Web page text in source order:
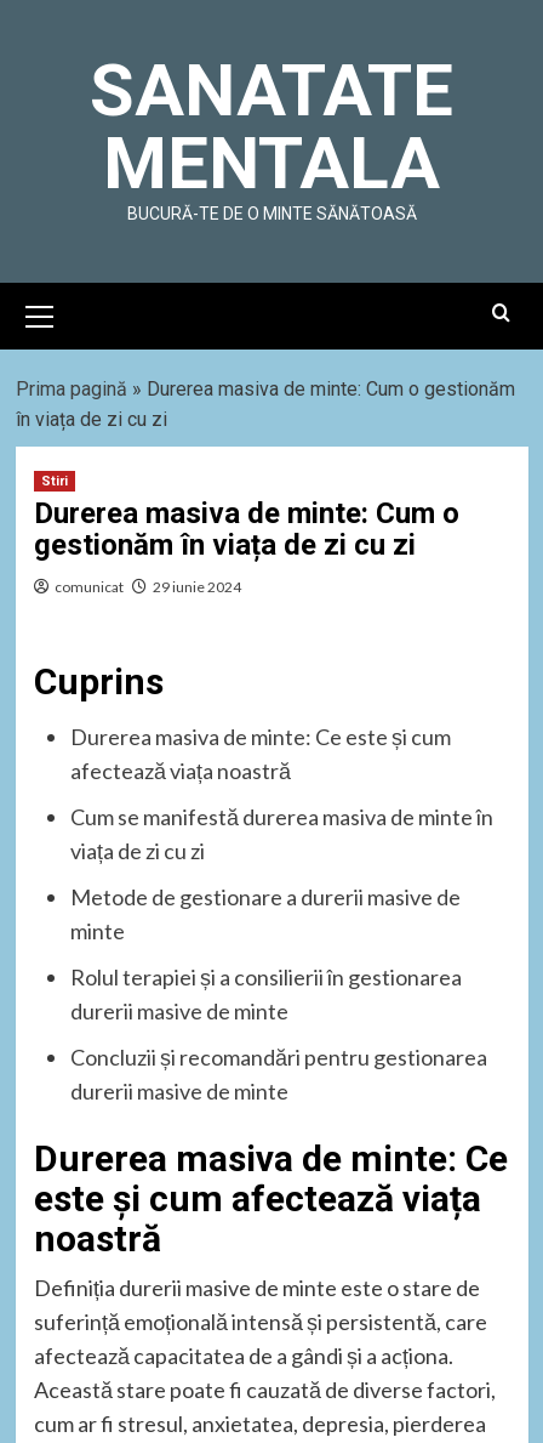
SANATATE
MENTALA
BUCURĂ-TE DE O MINTE SĂNĂTOASĂ
Menu
Prima pagină » Durerea masiva de minte: Cum o gestionăm
în viața de zi cu zi
Stiri
Durerea masiva de minte: Cum o
gestionăm în viața de zi cu zi
comunicat 29 iunie 2024
Cuprins
Durerea masiva de minte: Ce este și cum
afectează viața noastră
Cum se manifestă durerea masiva de minte în
viața de zi cu zi
Metode de gestionare a durerii masive de
minte
Rolul terapiei și a consilierii în gestionarea
durerii masive de minte
Concluzii și recomandări pentru gestionarea
durerii masive de minte
Durerea masiva de minte: Ce
este și cum afectează viața
noastră
Definiția durerii masive de minte este o stare de
suferință emoțională intensă și persistentă, care
afectează capacitatea de a gândi și a acționa.
Această stare poate fi cauzată de diverse factori,
cum ar fi stresul, anxietatea, depresia, pierderea